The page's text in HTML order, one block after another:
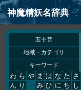
神魔精妖名辞典
五十音
地域・カテゴリ
キーワード
さ
し
た
ち
な
に
は
ひ
ま
み
や
ら
り
わ
ん